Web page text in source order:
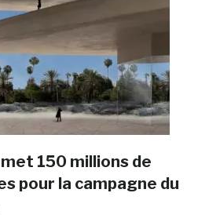
150 millions de
pour la campagne du